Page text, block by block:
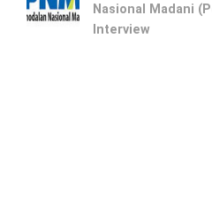
Nasional Madani
Interview